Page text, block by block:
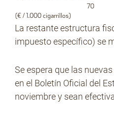
Contacto
(€ / 1.000 cigarrillos)
70
La restante estructura
impuesto específico) se
Se espera que las
en el Boletín Oficial del
noviembre y sean